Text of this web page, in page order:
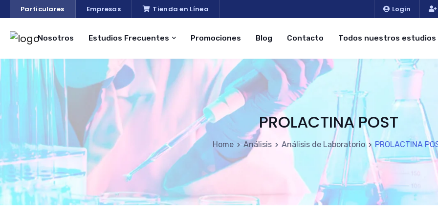
Particulares Empresas Tienda en Línea Login
Nosotros Estudios Frecuentes Promociones Blog Contacto Todos nuestros estudios
PROLACTINA POST
Home Análisis Análisis de Laboratorio PROLACTINA